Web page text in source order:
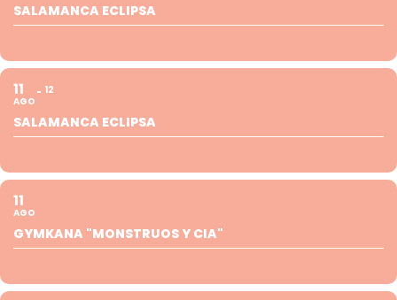
SALAMANCA ECLIPSA
11
AGO
12
SALAMANCA ECLIPSA
11
AGO
GYMKANA "MONSTRUOS Y CIA"